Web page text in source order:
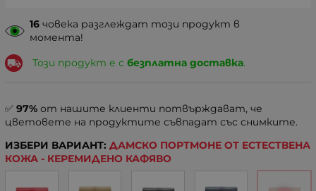
16 човека разглеждат този продукт в
момента!
Този продукт е с безплатна доставка.
✅ 97% от нашите клиенти потвърждават, че
цветовете на продуктите съвпадат със снимките.
ИЗБЕРИ ВАРИАНТ: ДАМСКО ПОРТМОНЕ ОТ ЕСТЕСТВЕНА
КОЖА - КЕРЕМИДЕНО КАФЯВО